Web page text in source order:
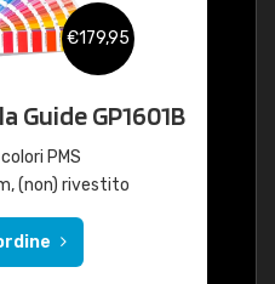
€179,95
Guide GP1601B
PMS
(non) rivestito